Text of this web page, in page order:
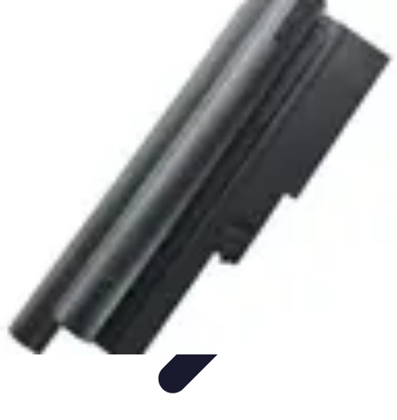
comparateur mutuelle pro
Astuces et
Comparateur MutuellePro